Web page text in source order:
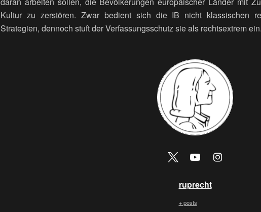
Kultur zu zerstören. Zwar bedient sich die IB nicht klassischen
Strategien, dennoch stuft der Verfassungsschutz sie als rechtsextrem
ruprecht
+ posts